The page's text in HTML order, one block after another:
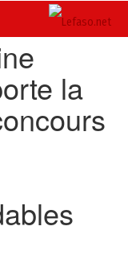
la